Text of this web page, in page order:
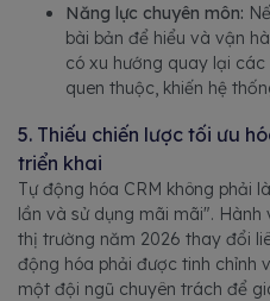
Năng lực chuyên môn:
bài bản để hiểu và vận
có xu hướng quay lại
quen thuộc, khiến hệ
5. Thiếu chiến lược tối ưu
triển khai
Tự động hóa CRM không phải
lần và sử dụng mãi mãi".
thị trường năm 2026 thay đổi
động hóa phải được tinh chỉnh
một đội ngũ chuyên trách để